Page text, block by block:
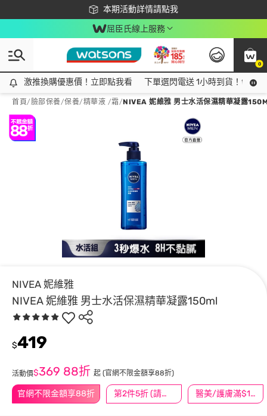
本期活動詳情請點我
下載app最高回饋$350
屈臣氏線上服務
0
激推換購優惠價！立即點我看
激推換購優惠價！立即點我看 下單選閃電送 1小時到貨！領神
首頁/臉部保養/保養/精華液 /霜/NIVEA 妮維雅 男士水活保濕精華凝露
NIVEA 妮維雅
NIVEA 妮維雅 男士水活保濕精華凝露150ml
官網不限金額享88折 第2件5折 (請任選2件商品) 醫美/護膚滿$1200送$200
$419
活動價$369 88折 起 (官網不限金額享88折)